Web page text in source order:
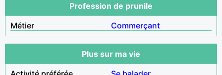
Profession de prunile
Métier
Commerçant
Plus sur ma vie